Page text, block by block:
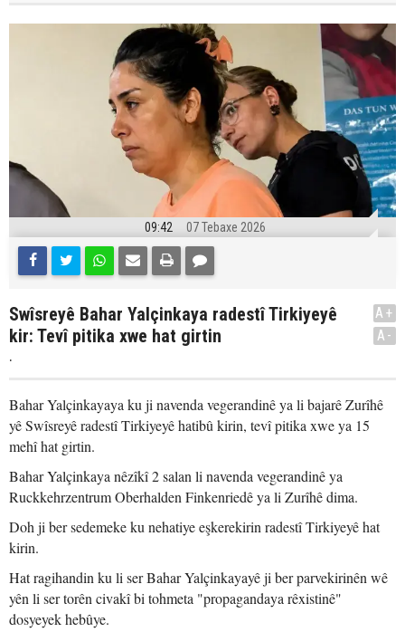
09:42 07 Tebaxe 2026
Swîsreyê Bahar Yalçinkaya radestî Tirkiyeyê
kir: Tevî pitika xwe hat girtin
.
A+
A-
Bahar Yalçinkayaya ku ji navenda vegerandinê ya li bajarê Zurîhê
yê Swîsreyê radestî Tirkiyeyê hatibû kirin, tevî pitika xwe ya 15
mehî hat girtin.
Bahar Yalçinkaya nêzîkî 2 salan li navenda vegerandinê ya
Ruckkehrzentrum Oberhalden Finkenriedê ya li Zurîhê dima.
Doh ji ber sedemeke ku nehatiye eşkerekirin radestî Tirkiyeyê hat
kirin.
Hat ragihandin ku li ser Bahar Yalçinkayayê ji ber parvekirinên wê
yên li ser torên civakî bi tohmeta "propagandaya rêxistinê"
dosyeyek hebûye.